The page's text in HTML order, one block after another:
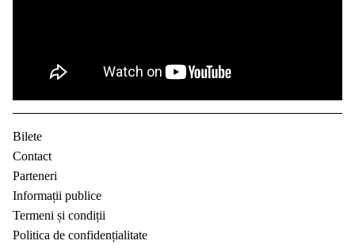
Bilete
Contact
Parteneri
Informații publice
Termeni și condiții
Politica de confidențialitate